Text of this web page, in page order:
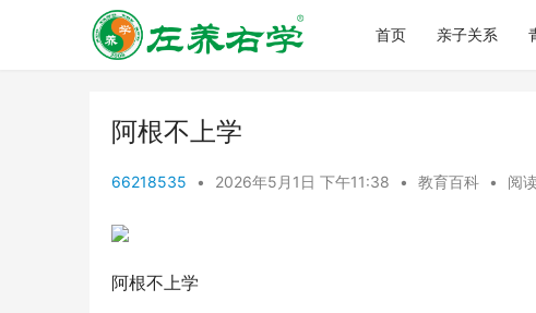
首页 亲子关系
阿根不上学
66218535 • 2026年5月1日 下午11:38 • 教育百科 • 阅
阿根不上学